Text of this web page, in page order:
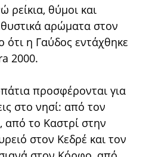
ρείκια, θύμοι και
αρώματα στον
ότι η Γαύδος εντάχθηκε
2000.
προσφέρονται για
στο νησί: από τον
το Καστρί στην
στον Κεδρέ και τον